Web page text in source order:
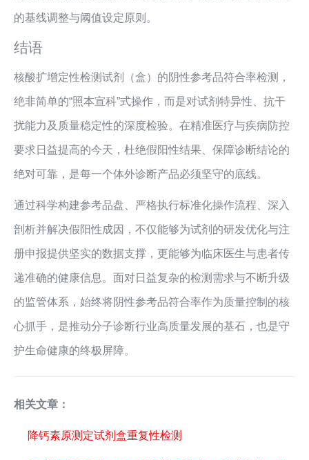
的基线调整与阈值设定原则。
结语
核酸扩增定性检测试剂（盒）的阴性参考品符合率检测，
绝非简单的“照本宣科”式操作，而是对试剂特异性、抗干
扰能力及质量稳定性的深度检验。在精准医疗与疾病防控
要求日益提高的今天，杜绝假阳性结果、保障诊断结论的
绝对可靠，是每一个体外诊断产品必须坚守的底线。
通过科学构建参考品盘、严格执行标准化操作流程、深入
剖析并解决假阳性成因，不仅能够为试剂的研发优化与注
册申报提供坚实的数据支撑，更能够为临床医生与患者传
递准确的健康信息。面对日益复杂的检测需求与不断升级
的监管体系，始终将阴性参考品符合率作为质量控制的核
心抓手，是推动分子诊断行业高质量发展的基石，也是守
护生命健康的终极屏障。
相关文章：
降钙素原测定试剂盒重复性检测